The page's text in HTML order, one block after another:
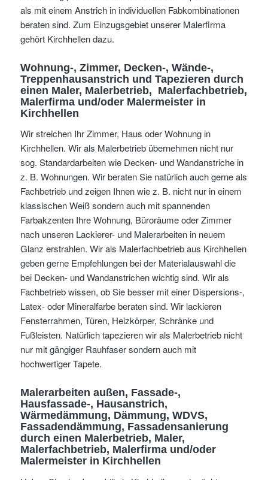
als mit einem Anstrich in individuellen Fabkombinationen
beraten sind. Zum Einzugsgebiet unserer Malerfirma
gehört Kirchhellen dazu.
Wohnung-, Zimmer, Decken-, Wände-,
Treppenhausanstrich und Tapezieren durch
einen Maler, Malerbetrieb, Malerfachbetrieb,
Malerfirma und/oder Malermeister in
Kirchhellen
Wir streichen Ihr Zimmer, Haus oder Wohnung in
Kirchhellen. Wir als Malerbetrieb übernehmen nicht nur
sog. Standardarbeiten wie Decken- und Wandanstriche in
z. B. Wohnungen. Wir beraten Sie natürlich auch gerne als
Fachbetrieb und zeigen Ihnen wie z. B. nicht nur in einem
klassischen Weiß sondern auch mit spannenden
Farbakzenten Ihre Wohnung, Büroräume oder Zimmer
nach unseren Lackierer- und Malerarbeiten in neuem
Glanz erstrahlen. Wir als Malerfachbetrieb aus Kirchhellen
geben gerne Empfehlungen bei der Materialauswahl die
bei Decken- und Wandanstrichen wichtig sind. Wir als
Fachbetrieb wissen, ob Sie besser mit einer Dispersions-,
Latex- oder Mineralfarbe beraten sind. Wir lackieren
Fensterrahmen, Türen, Heizkörper, Schränke und
Fußleisten. Natürlich tapezieren wir als Malerbetrieb nicht
nur mit gängiger Rauhfaser sondern auch mit
hochwertiger Tapete.
Malerarbeiten außen, Fassade-,
Hausfassade-, Hausanstrich,
Wärmedämmung, Dämmung, WDVS,
Fassadendämmung, Fassadensanierung
durch einen Malerbetrieb, Maler,
Malerfachbetrieb, Malerfirma und/oder
Malermeister in Kirchhellen